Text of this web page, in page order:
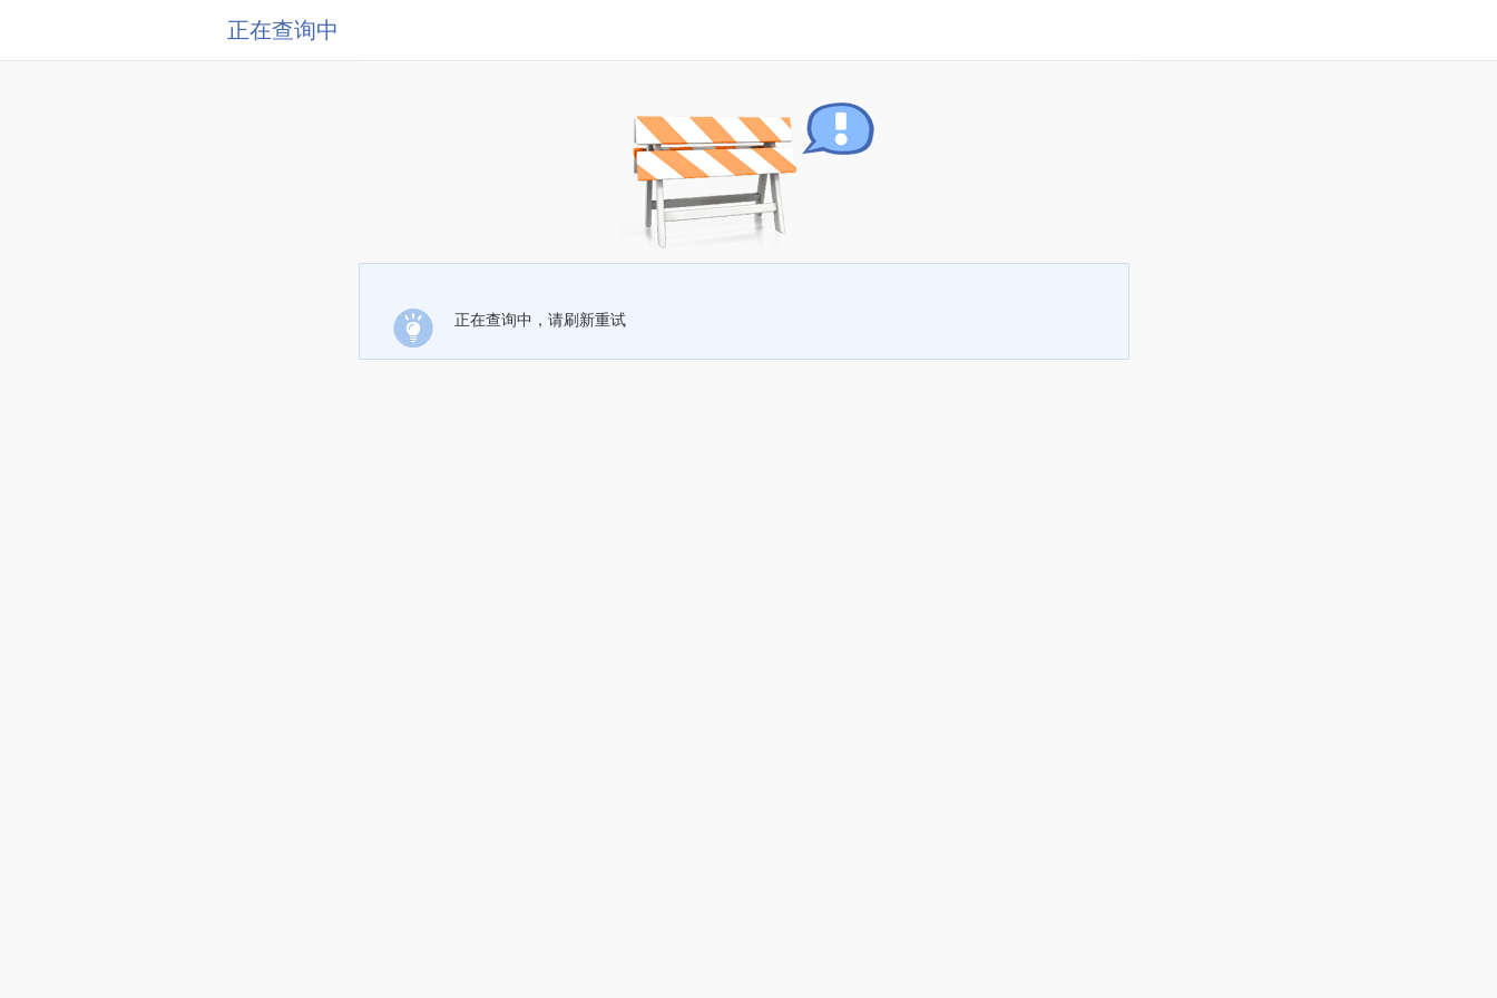
正在查询中
正在查询中，请刷新重试